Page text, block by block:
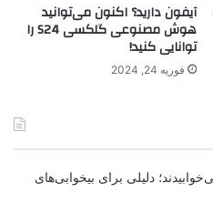
آیفون دارید؟ اکنون می‌توانید
هوش مصنوعی گلکسی S24 را
توانایی کنید!
فوریه 24, 2024
دلیلی برای بیخوابی‌های